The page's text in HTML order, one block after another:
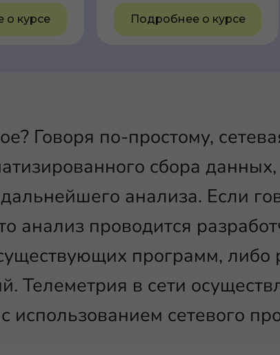
о курсе Подробнее о курсе
Говоря по-простому,
сбора
анализа. Если
анализ проводится
программ, либо
Телеметрия в сети
использованием сетевого